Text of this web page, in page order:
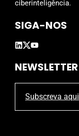
t
.
ciberinteligência.
SIGA-NOS
NEWSLETTER
Subscreva aqui